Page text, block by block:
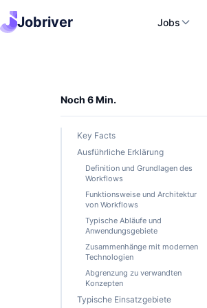
Jobriver Jobs
Noch 6 Min.
Key Facts
Ausführliche Erklärung
Definition und Grundlagen des
Workflows
Funktionsweise und Architektur
von Workflows
Typische Abläufe und
Anwendungsgebiete
Zusammenhänge mit modernen
Technologien
Abgrenzung zu verwandten
Konzepten
Typische Einsatzgebiete